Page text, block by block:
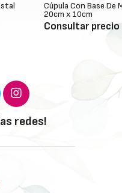
Con Base De Madera
precio
redes!